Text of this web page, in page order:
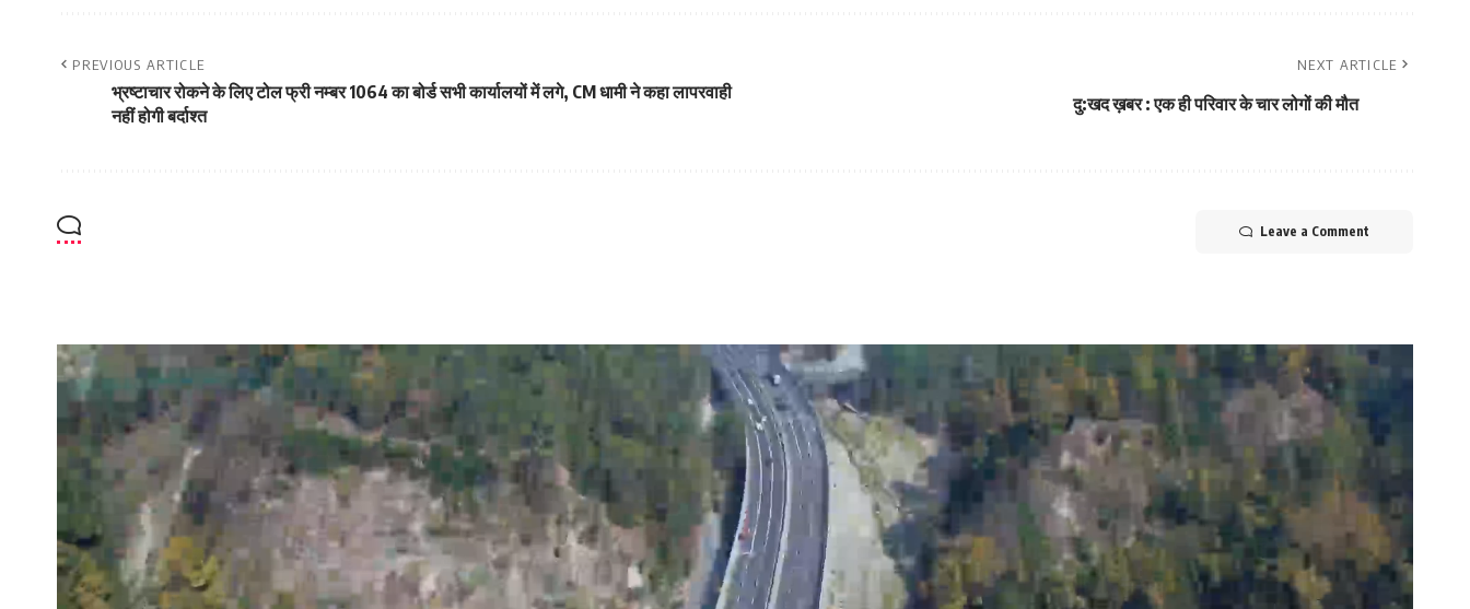
PREVIOUS ARTICLE
भ्रष्टाचार रोकने के लिए टोल फ्री नम्बर 1064 का बोर्ड सभी कार्यालयों में लगे, CM धामी ने कहा लापरवाही
नहीं होगी बर्दाश्त
NEXT ARTICLE
दु:खद ख़बर : एक ही परिवार के चार लोगों की मौत
Leave a Comment